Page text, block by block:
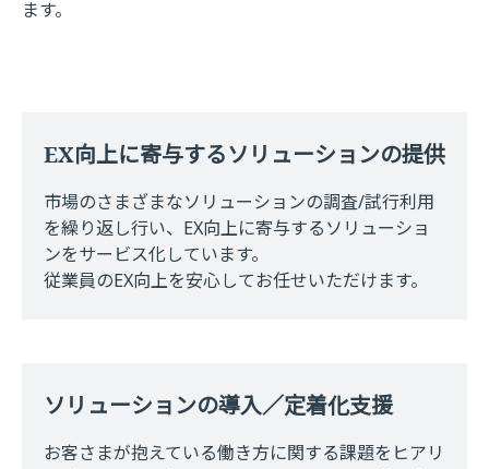
ます。
EX向上に寄与するソリューションの提供
市場のさまざまなソリューションの調査/試行利用
を繰り返し行い、EX向上に寄与するソリューショ
ンをサービス化しています。
従業員のEX向上を安心してお任せいただけます。
ソリューションの導入／定着化支援
お客さまが抱えている働き方に関する課題をヒアリ